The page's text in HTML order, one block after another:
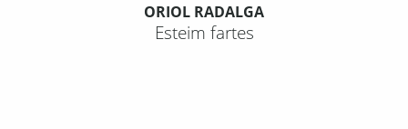
ORIOL RADALGA
Esteim fartes